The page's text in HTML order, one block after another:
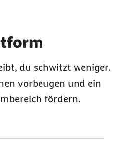
du schwitzt weniger.
vorbeugen und ein
fördern.